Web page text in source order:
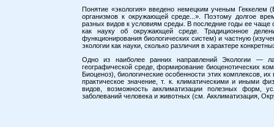
Понятие «экология» введено немецким ученым
организмов к окружающей среде...». Поэтому долгое
разных видов к условиям среды. В последние годы ее
как науку об окружающей среде. Традиционное
функционирования биологических систем) и частную
экологии как науки, сколько различия в характере
Одно из наиболее ранних направлений Экологии —
географической среде, формирование биоценотических
Биоценоз), биологические особенности этих комплексов,
практическое значение, т. к. климатическими и иными
видов, возможность акклиматизации полезных форм,
заболеваний человека и животных (см. Акклиматизация,